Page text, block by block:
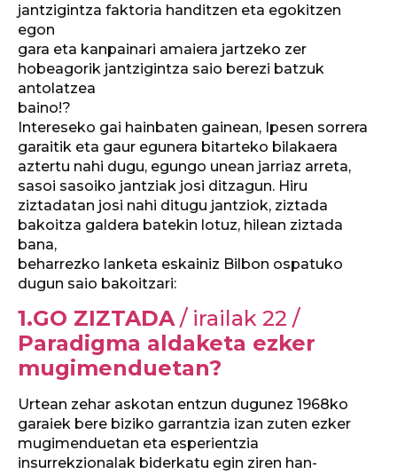
jantzigintza faktoria handitzen eta egokitzen
egon
gara eta kanpainari amaiera jartzeko zer
hobeagorik jantzigintza saio berezi batzuk
antolatzea
baino!?
Intereseko gai hainbaten gainean, Ipesen sorrera
garaitik eta gaur egunera bitarteko bilakaera
aztertu nahi dugu, egungo unean jarriaz arreta,
sasoi sasoiko jantziak josi ditzagun. Hiru
ziztadatan josi nahi ditugu jantziok, ziztada
bakoitza galdera batekin lotuz, hilean ziztada
bana,
beharrezko lanketa eskainiz Bilbon ospatuko
dugun saio bakoitzari:
1.GO ZIZTADA/ irailak 22 /
Paradigma aldaketa ezker
mugimenduetan?
Urtean zehar askotan entzun dugunez 1968ko
garaiek bere biziko garrantzia izan zuten ezker
mugimenduetan eta esperientzia
insurrekzionalak biderkatu egin ziren han-